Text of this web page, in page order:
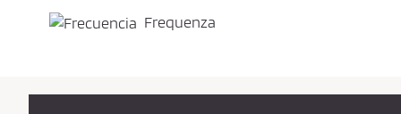
Frequenza